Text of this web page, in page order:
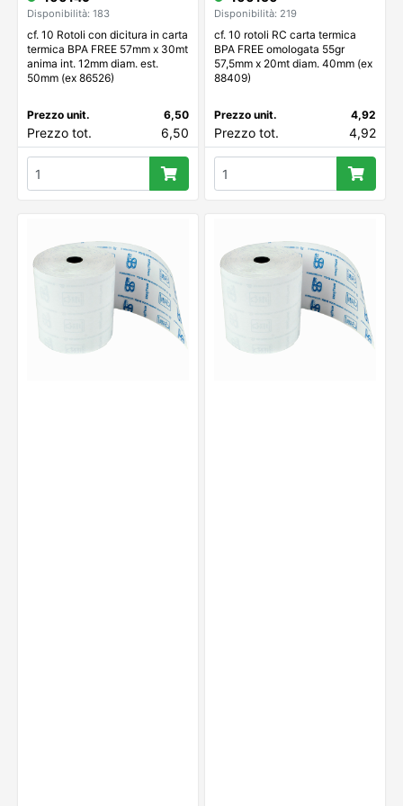
Disponibilità: 183
cf. 10 Rotoli con dicitura in carta
termica BPA FREE 57mm x 30mt
anima int. 12mm diam. est.
50mm (ex 86526)
Prezzo unit. 6,50
Prezzo tot. 6,50
Disponibilità: 219
cf. 10 rotoli RC carta termica
BPA FREE omologata 55gr
57,5mm x 20mt diam. 40mm (ex
88409)
Prezzo unit. 4,92
Prezzo tot. 4,92